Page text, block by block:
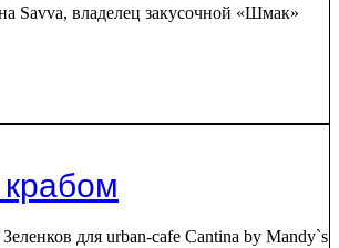
Savva, владелец закусочной «Шмак»
для urban-cafe Cantina by Mandy`s